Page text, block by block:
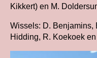
Kikkert) en M.
Wissels: D. Benjamins,
Hidding, R. Koekoek